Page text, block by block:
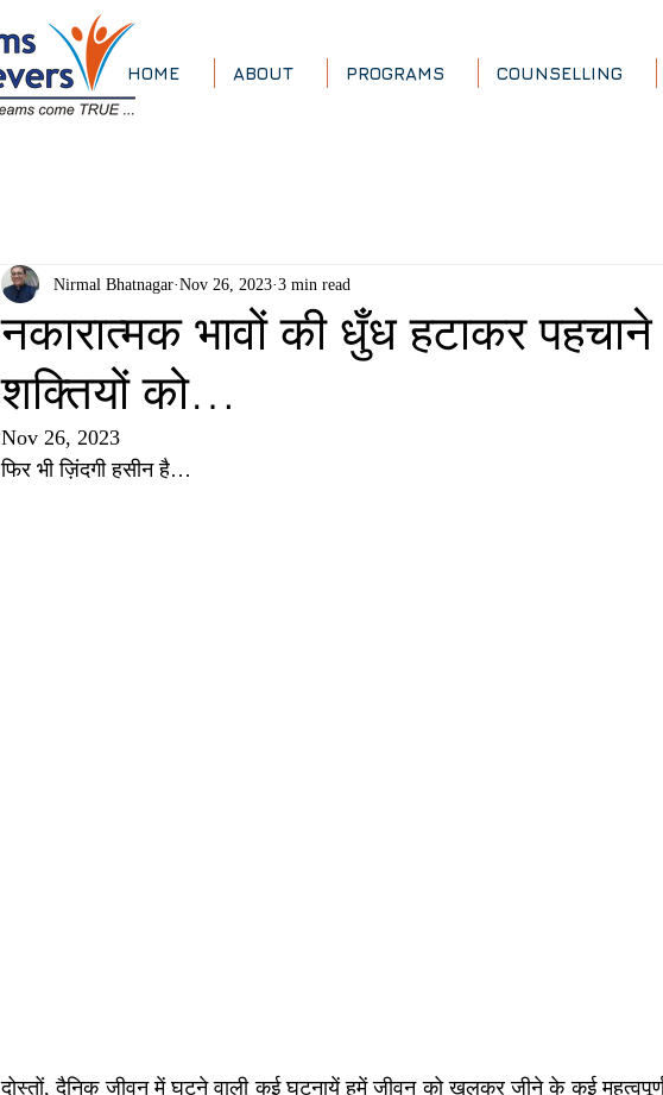
HOME ABOUT PROGRAMS COUNSELLING
नकारात्मक भावों की धुँध हटाकर
शक्तियों को…
Nirmal Bhatnagar Nov 26, 2023 3 min read
Nov 26, 2023
फिर भी ज़िंदगी हसीन है…
दोस्तों, दैनिक जीवन में घटने वाली कई घटनायें हमें जीवन को खुलकर जीने के कई